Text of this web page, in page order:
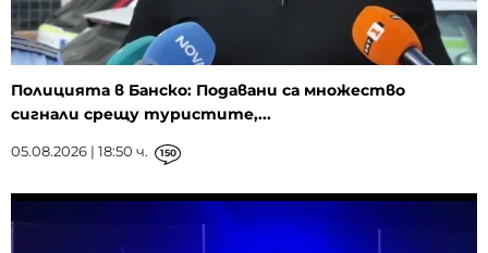
Полицията в Банско: Подавани са множество
сигнали срещу туристите,...
05.08.2026 | 18:50 ч. 150